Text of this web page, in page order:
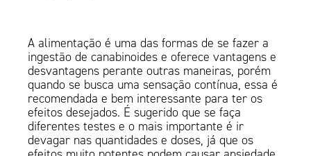
A alimentação é uma das formas de se fazer a
ingestão de canabinoides e oferece vantagens e
desvantagens perante outras maneiras, porém
quando se busca uma sensação contínua, essa é
recomendada e bem interessante para ter os
efeitos desejados. É sugerido que se faça
diferentes testes e o mais importante é ir
devagar nas quantidades e doses, já que os